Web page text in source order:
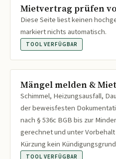
Mietvertrag prüfen
Diese Seite liest keinen
markiert nichts automatisch.
TOOL VERFÜGBAR
Mängel melden &
Schimmel, Heizungsausfall,
der beweisfesten
nach § 536c BGB bis zur
gerechnet und unter
Kürzung kein
TOOL VERFÜGBAR